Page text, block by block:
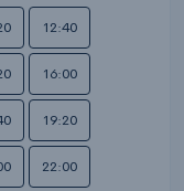
12:40
16:00
19:20
22:00